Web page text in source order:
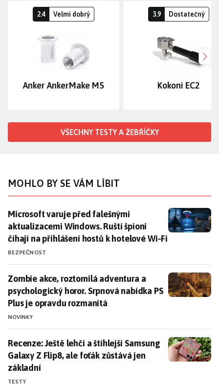
2.4 Velmi dobrý
Anker AnkerMake M5
3.9 Dostatečný
Kokoni EC2
VŠECHNY TESTY A ŽEBŘÍČKY
MOHLO BY SE VÁM LÍBIT
Microsoft varuje před falešnými aktualizacemi
Microsoft varuje před falešnými
aktualizacemi Windows. Ruští špioni
číhají na přihlášení hostů k hotelové Wi-Fi
BEZPEČNOST
Zombie akce, roztomilá adventura a psychologický
Zombie akce, roztomilá adventura a
psychologický horor. Srpnová nabídka PS
Plus je opravdu rozmanitá
NOVINKY
Recenze: Ještě lehčí a štíhlejší Samsung Galaxy Z
Recenze: Ještě lehčí a štíhlejší Samsung
Galaxy Z Flip8, ale foťák zůstává jen
základní
TESTY